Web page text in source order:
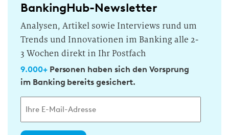
BankingHub-Newsletter
Analysen, Artikel sowie Interviews rund um
Trends und Innovationen im Banking alle 2-
3 Wochen direkt in Ihr Postfach
9.000+Personen haben sich den Vorsprung
im Banking bereits gesichert.